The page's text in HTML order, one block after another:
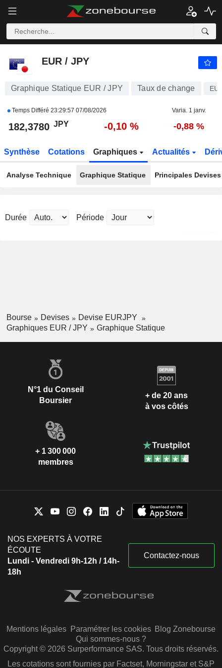
EUR / JPY
EUR / JPY
Graphique Statique EUR / JPY Taux de change
Temps Différé 23:29:57 07/08/2026 Varia. 1 janv.
182,3780 JPY -0,10 % -0,88 %
Synthèse Cotations Graphiques Actualités
Analyse Technique Graphique Statique Principales Devises
Durée Période
Bourse Devises
Devise EURJPY
Graphiques EUR / JPY
Graphique Statique
N°1 du Conseil
Boursier
+ de 20 ans
à vos côtés
+ 1 300 000
membres
NOS EXPERTS À VOTRE
ÉCOUTE
Lundi - Vendredi 9h-12h / 14h-
18h
Contactez-nous
Mentions légales Paramétrer les cookies Blog Zonebourse
Qui sommes-nous ?
Copyright © 2026 Surperformance SAS. Tous droits réservés.
Les cotations sont fournies par Factset, Morningstar et S&P